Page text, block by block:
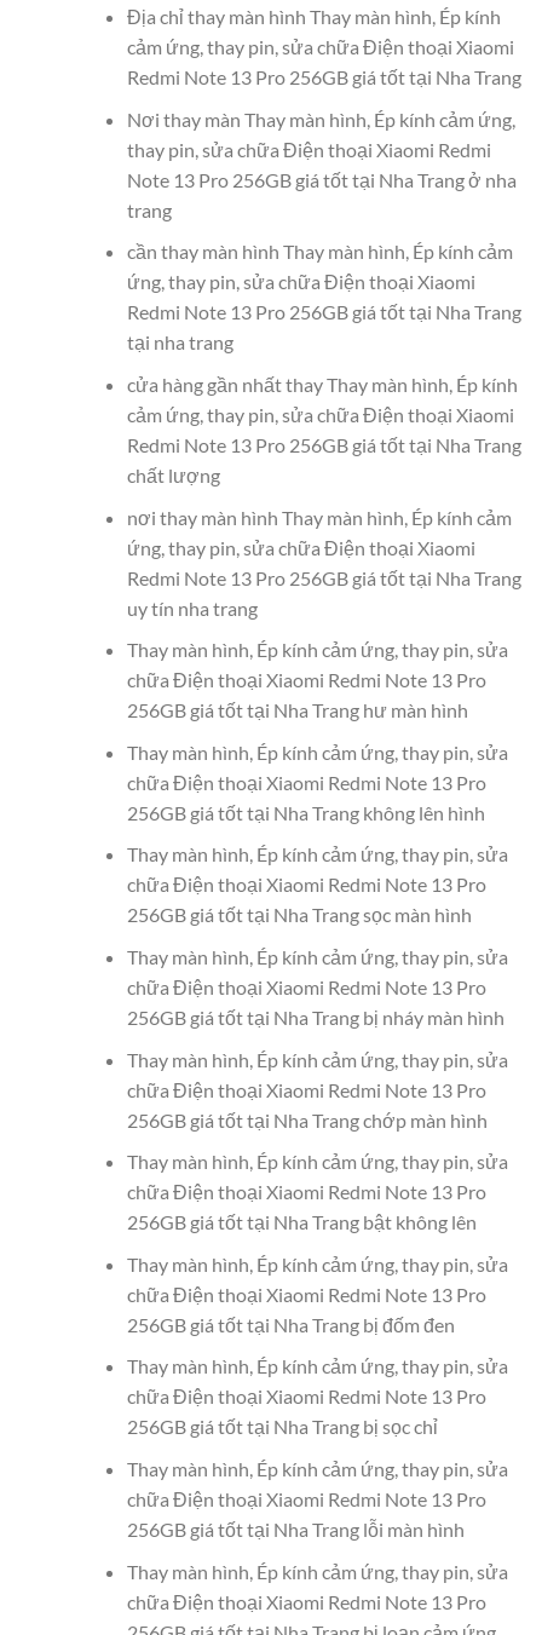
Địa chỉ thay màn hình Thay màn hình, Ép kính
cảm ứng, thay pin, sửa chữa Điện thoại Xiaomi
Redmi Note 13 Pro 256GB giá tốt tại Nha Trang
Nơi thay màn Thay màn hình, Ép kính cảm ứng,
thay pin, sửa chữa Điện thoại Xiaomi Redmi
Note 13 Pro 256GB giá tốt tại Nha Trang ở nha
trang
cần thay màn hình Thay màn hình, Ép kính cảm
ứng, thay pin, sửa chữa Điện thoại Xiaomi
Redmi Note 13 Pro 256GB giá tốt tại Nha Trang
tại nha trang
cửa hàng gần nhất thay Thay màn hình, Ép kính
cảm ứng, thay pin, sửa chữa Điện thoại Xiaomi
Redmi Note 13 Pro 256GB giá tốt tại Nha Trang
chất lượng
nơi thay màn hình Thay màn hình, Ép kính cảm
ứng, thay pin, sửa chữa Điện thoại Xiaomi
Redmi Note 13 Pro 256GB giá tốt tại Nha Trang
uy tín nha trang
Thay màn hình, Ép kính cảm ứng, thay pin, sửa
chữa Điện thoại Xiaomi Redmi Note 13 Pro
256GB giá tốt tại Nha Trang hư màn hình
Thay màn hình, Ép kính cảm ứng, thay pin, sửa
chữa Điện thoại Xiaomi Redmi Note 13 Pro
256GB giá tốt tại Nha Trang không lên hình
Thay màn hình, Ép kính cảm ứng, thay pin, sửa
chữa Điện thoại Xiaomi Redmi Note 13 Pro
256GB giá tốt tại Nha Trang sọc màn hình
Thay màn hình, Ép kính cảm ứng, thay pin, sửa
chữa Điện thoại Xiaomi Redmi Note 13 Pro
256GB giá tốt tại Nha Trang bị nháy màn hình
Thay màn hình, Ép kính cảm ứng, thay pin, sửa
chữa Điện thoại Xiaomi Redmi Note 13 Pro
256GB giá tốt tại Nha Trang chớp màn hình
Thay màn hình, Ép kính cảm ứng, thay pin, sửa
chữa Điện thoại Xiaomi Redmi Note 13 Pro
256GB giá tốt tại Nha Trang bật không lên
Thay màn hình, Ép kính cảm ứng, thay pin, sửa
chữa Điện thoại Xiaomi Redmi Note 13 Pro
256GB giá tốt tại Nha Trang bị đốm đen
Thay màn hình, Ép kính cảm ứng, thay pin, sửa
chữa Điện thoại Xiaomi Redmi Note 13 Pro
256GB giá tốt tại Nha Trang bị sọc chỉ
Thay màn hình, Ép kính cảm ứng, thay pin, sửa
chữa Điện thoại Xiaomi Redmi Note 13 Pro
256GB giá tốt tại Nha Trang lỗi màn hình
Thay màn hình, Ép kính cảm ứng, thay pin, sửa
chữa Điện thoại Xiaomi Redmi Note 13 Pro